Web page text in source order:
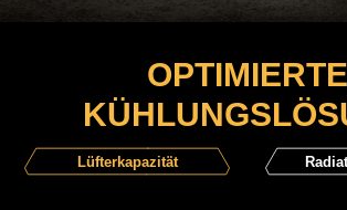
OPTIMIERTE
Lüfterkapazität